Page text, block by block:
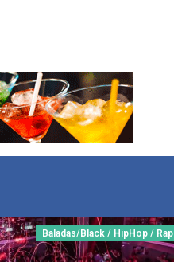
Baladas/Black / HipHop / Rap